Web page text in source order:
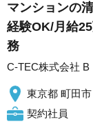
マンションの
経験OK/月給
務
C-TEC株式会社 B
東京都 町田市
契約社員